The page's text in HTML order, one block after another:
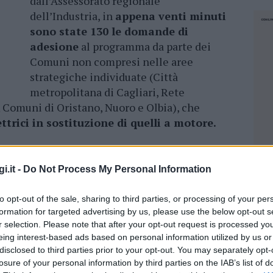
- Do Not Process My Personal Information
opt-out of the sale, sharing to third parties, or processing of your
for targeted advertising by us, please use the below opt-out
selection. Please note that after your opt-out request is processed
interest-based ads based on personal information utilized by us
to third parties prior to your opt-out. You may separately
of your personal information by third parties on the IAB’s list of
dell’Industria, in appena venti minuti
sono state 130 le domande di
adesione al programma da parte dei
Comuni non compresi nelle aree
strategiche individuate (Città
metropolitana di Cagliari, Rete
di Oristano, Nuoro e Olbia), che
in sostituzione di quelli a motore.
finanziaria complessiva di 18,5
e la coesione 2014/20 e Por 2014/20), era
milioni di euro, così da consentire un
di una sola auto, rottamandone una di
potrà coprire una quarantina di
l’assessore regionale dell’industria,
riservata al bando, perciò,
finanziarie che consentano lo